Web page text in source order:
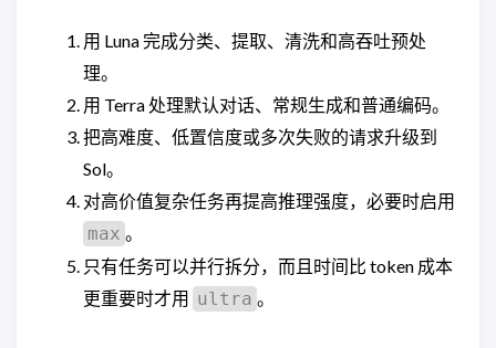
用 Luna 完成分类、提取、清洗和高吞吐预处
理。
用 Terra 处理默认对话、常规生成和普通编码。
把高难度、低置信度或多次失败的请求升级到
Sol。
对高价值复杂任务再提高推理强度，必要时启用
max 。
只有任务可以并行拆分，而且时间比 token 成本
更重要时才用 ultra 。